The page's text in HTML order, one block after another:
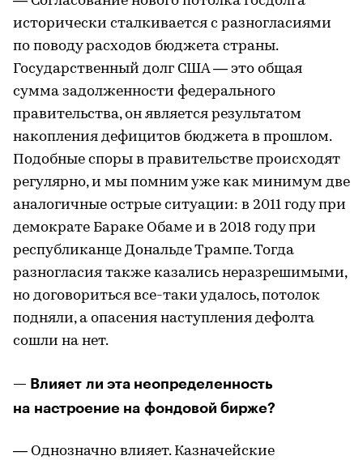
исторически сталкивается с разногласиями
по поводу расходов бюджета страны.
Государственный долг США — это общая
сумма задолженности федерального
правительства, он является результатом
накопления дефицитов бюджета в прошлом.
Подобные споры в правительстве происходят
регулярно, и мы помним уже как минимум две
аналогичные острые ситуации: в 2011 году при
демократе Бараке Обаме и в 2018 году при
республиканце Дональде Трампе. Тогда
разногласия также казались неразрешимыми,
но договориться все-таки удалось, потолок
подняли, а опасения наступления дефолта
сошли на нет.
— Влияет ли эта неопределенность
на настроение на фондовой бирже?
— Однозначно влияет. Казначейские